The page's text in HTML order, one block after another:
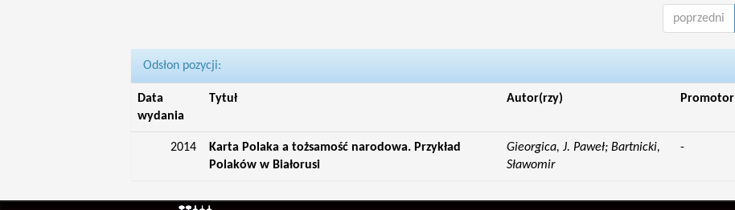
poprzedni
Odsłon pozycji:
Data
wydania
Tytuł Autor(rzy) Promotor
2014
Karta Polaka a tożsamość narodowa. Przykład
Polaków w Białorusi
Gieorgica, J. Paweł; Bartnicki,
Sławomir
-